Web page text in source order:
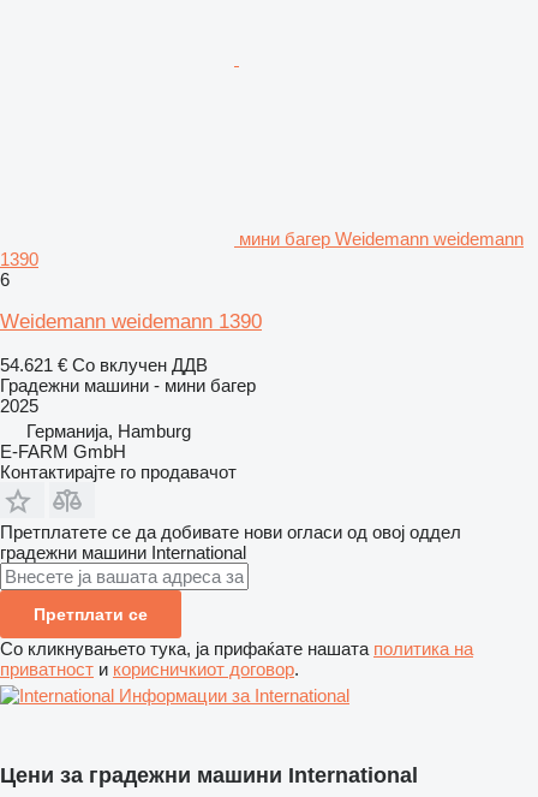
мини багер Weidemann weidemann
1390
6
Weidemann weidemann 1390
54.621 € Со вклучен ДДВ
Градежни машини - мини багер
2025
Германија, Hamburg
E-FARM GmbH
Контактирајте го продавачот
Претплатете се да добивате нови огласи од овој оддел
градежни машини International
Претплати се
Со кликнувањето тука, ја прифаќате нашата политика на
приватност и корисничкиот договор.
Информации за International
Цени за градежни машини International